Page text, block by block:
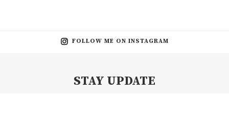
FOLLOW ME ON INSTAGRAM
STAY UPDATE